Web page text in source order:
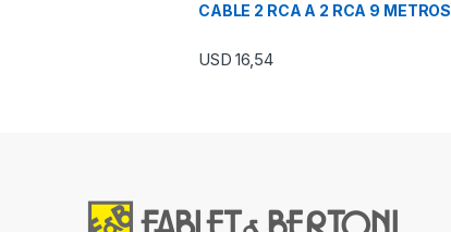
CABLE 2 RCA A 2 RCA 9 METROS
USD 16,54